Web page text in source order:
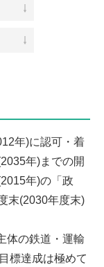
年)に認可・着
年)までの開
年)の「政
末(2030年度末)
体の鉄道・運輸
標達成は極めて